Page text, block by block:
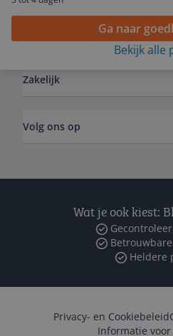
Ga naar
Bekijk alle
Zakelijk
Volg ons op
Wat je ook kiest:
Heldere
Privacy- en Cookiebeleid
Informatie voor